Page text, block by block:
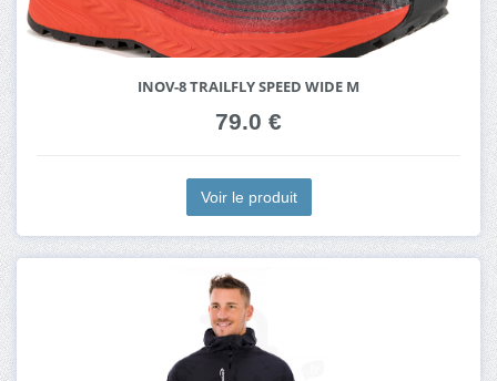
INOV-8 TRAILFLY SPEED WIDE M
79.0 €
Voir le produit